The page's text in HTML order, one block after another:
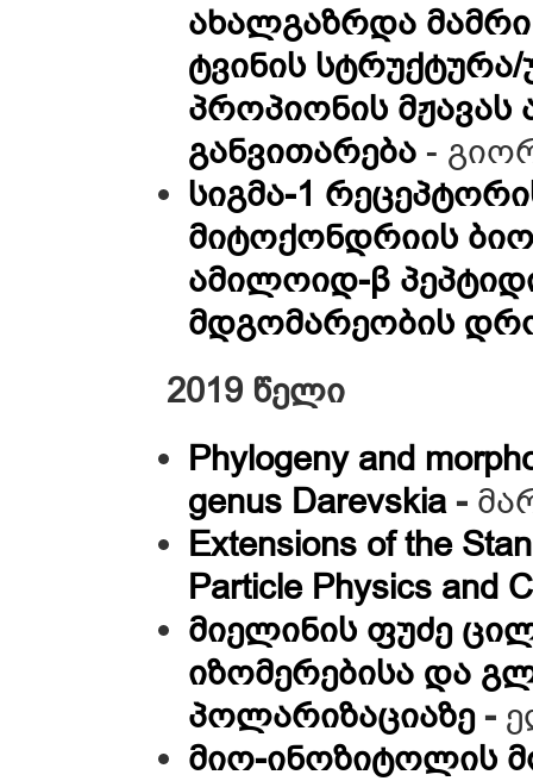
ახალგაზრდა მამრი
ტვინის
პროპიონის მჟავას
განვითარება -
სიგმა-1
მიტოქონდრიის
ამილოიდ-β
მდგომარეობის
2019 წელი
Phylogeny and
genus Darevskia -
Extensions of the
Particle Physics and
მიელინის ფუძე
იზომერებისა და
პოლარიზაციაზე-
მიო-ინოზიტოლის